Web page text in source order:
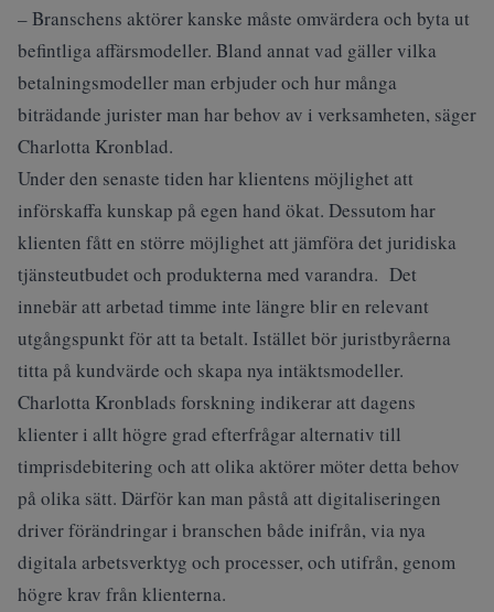
– Branschens aktörer kanske måste omvärdera och byta ut
befintliga affärsmodeller. Bland annat vad gäller vilka
betalningsmodeller man erbjuder och hur många
biträdande jurister man har behov av i verksamheten, säger
Charlotta Kronblad.
Under den senaste tiden har klientens möjlighet att
införskaffa kunskap på egen hand ökat. Dessutom har
klienten fått en större möjlighet att jämföra det juridiska
tjänsteutbudet och produkterna med varandra. Det
innebär att arbetad timme inte längre blir en relevant
utgångspunkt för att ta betalt. Istället bör juristbyråerna
titta på kundvärde och skapa nya intäktsmodeller.
Charlotta Kronblads forskning indikerar att dagens
klienter i allt högre grad efterfrågar alternativ till
timprisdebitering och att olika aktörer möter detta behov
på olika sätt. Därför kan man påstå att digitaliseringen
driver förändringar i branschen både inifrån, via nya
digitala arbetsverktyg och processer, och utifrån, genom
högre krav från klienterna.